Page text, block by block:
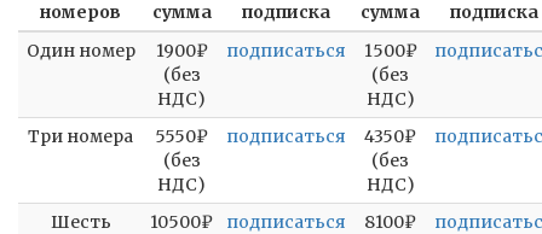
номеров
сумма
подписка сумма
подписка
Один номер
1900₽
(без
НДС)
подписаться
1500₽
(без
НДС)
Три номера
5550₽
(без
НДС)
подписаться
4350₽
(без
НДС)
Шесть
10500₽
подписаться
8100₽